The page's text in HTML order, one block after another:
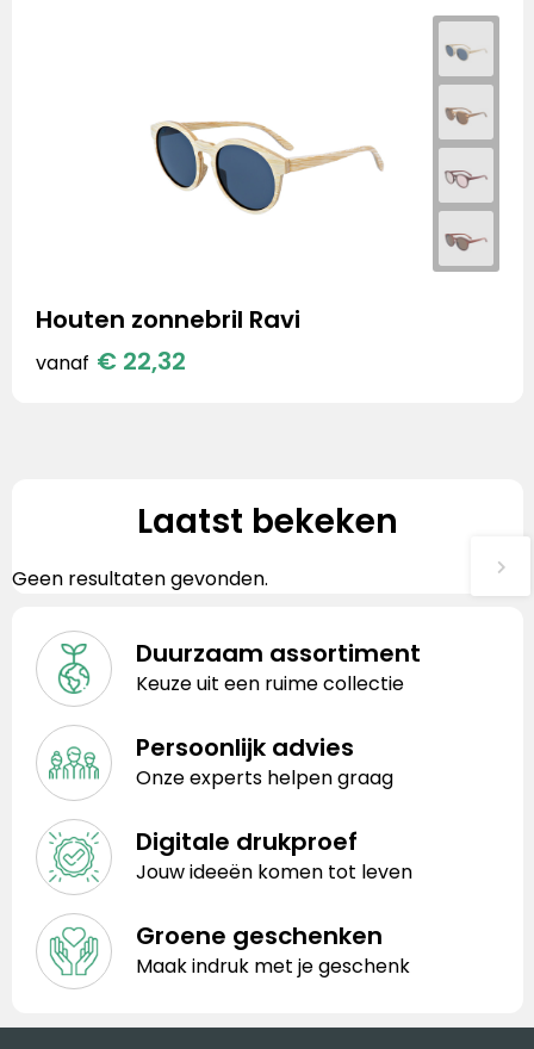
Houten zonnebril Ravi
vanaf € 22,32
Laatst bekeken
Geen resultaten gevonden.
Duurzaam assortiment
Keuze uit een ruime collectie
Persoonlijk advies
Onze experts helpen graag
Digitale drukproef
Jouw ideeën komen tot leven
Groene geschenken
Maak indruk met je geschenk